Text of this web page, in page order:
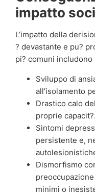
impatto
L’impatto della
? devastante e pu?
pi? comuni includono
Sviluppo di
all’isolamento
Drastico calo
proprie capacit?.
Sintomi
persistente e,
Dismorfismo
minimi o